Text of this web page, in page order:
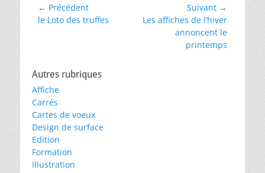
Navigation
de
← Précédent
Article
le Loto des truffes
Suivant →
Article
Les affiches de l’hiver
annoncent le
printemps
Autres rubriques
Affiche
Carrés
Cartes de voeux
Design de surface
Edition
Formation
Illustration